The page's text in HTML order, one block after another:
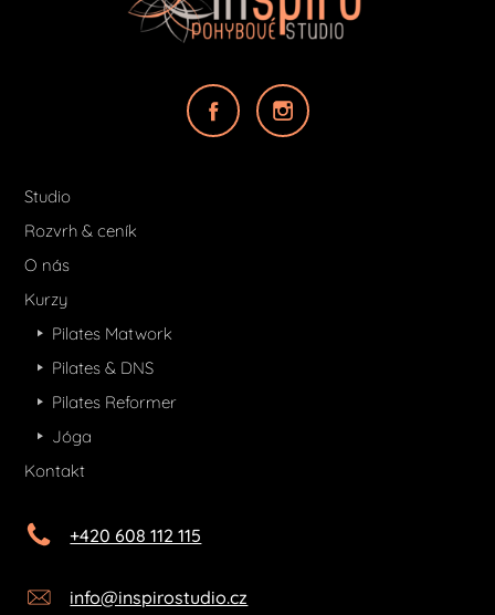
Studio
Rozvrh & ceník
O nás
Kurzy
Pilates Matwork
Pilates & DNS
Pilates Reformer
Jóga
Kontakt
+420 608 112 115
info@inspirostudio.cz